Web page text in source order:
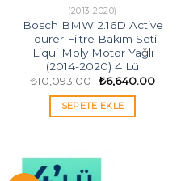
(2013-2020)
Bosch BMW 2.16D Active
Tourer Filtre Bakım Seti
Liqui Moly Motor Yağlı
(2014-2020) 4 Lü
₺10,093.00 Orijinal
fiyat:
₺10,093.00.
₺6,640.00Şu
SEPETE EKLE